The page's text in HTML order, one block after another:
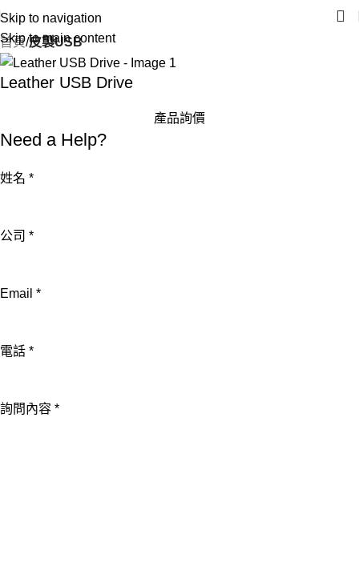
Skip to navigation
Skip to main content
首頁 皮製USB
Leather USB Drive
產品詢價
Need a Help?
姓名 *
公司 *
Email *
姓
司
電話 *
詢問內容 *